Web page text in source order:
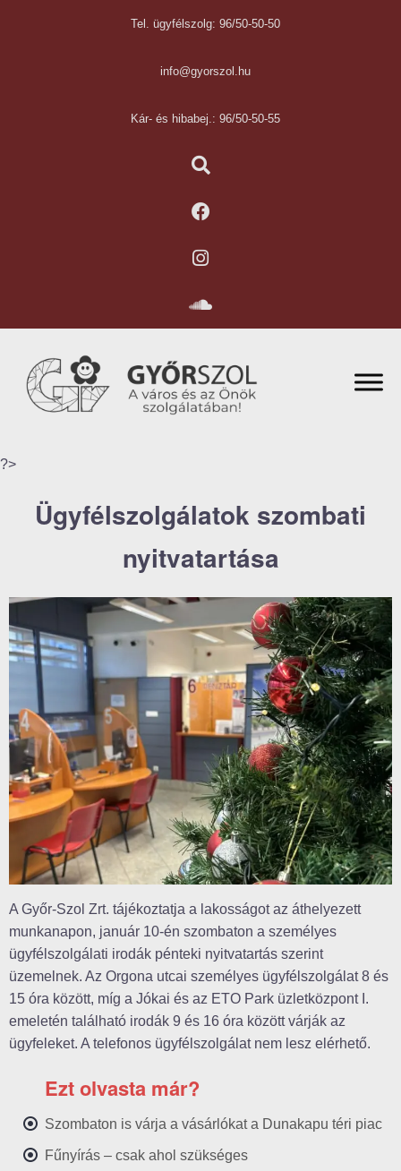
Tel. ügyfélszolg: 96/50-50-50
info@gyorszol.hu
Kár- és hibabej.: 96/50-50-55
?>
Ügyfélszolgálatok szombati
nyitvatartása
A Győr-Szol Zrt. tájékoztatja a lakosságot az áthelyezett
munkanapon, január 10-én szombaton a személyes
ügyfélszolgálati irodák pénteki nyitvatartás szerint
üzemelnek. Az Orgona utcai személyes ügyfélszolgálat 8 és
15 óra között, míg a Jókai és az ETO Park üzletközpont I.
emeletén található irodák 9 és 16 óra között várják az
ügyfeleket. A telefonos ügyfélszolgálat nem lesz elérhető.
Ezt olvasta már?
Szombaton is várja a vásárlókat a Dunakapu téri piac
Fűnyírás – csak ahol szükséges